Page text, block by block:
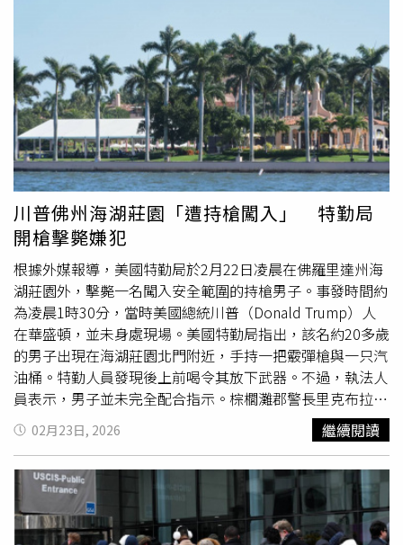
發生的任何緊急情況做好準備。」加州人口最多的城市洛杉
磯（Los Angeles）的市長巴斯（Karen Bass）則表示，她
的辦公室與洛杉磯警察局「正與州及聯邦合作夥伴密切協
調，以確保洛杉磯市民的安全」。她補充：「目前沒有任何
針對洛杉磯的具體或可信威脅。」
及政策副幕僚長米勒（Stephen Miller）的協助下完成。據
悉，川普與助手在數週內進行密集會議，並在演說前幾天突
然遭遇其大規模關稅政策在美國聯邦最高法院被裁決違法，
這使他的演說準備過程更加複雜。當川普在當地時間晚間9
時前夕步入眾議院會議廳時，現場掌聲響起，共和黨議員起
立歡迎，而民主黨部分議員則鴉雀無聲。川普緩慢沿著通道
走下，與盟友握手問候，攝影機全程追蹤其每一步。他身穿
深藍色西裝、紅色領帶，並在副總統范斯（J.D. Vance）與
眾議院議長強森（Mike Johnson）陪同下就座，稍作停頓
後正式開始演說。川普開場便信心十足地宣告：「我們的國
家回來了，更大、更好、更富、更強……這是美國的黃金時
代。」他強調「前所未有的轉型，也創造了歷史性的逆
轉」，獲得共和黨議員起立鼓掌。然而，近70名民主黨議員
選擇缺席國情咨文，改為參加由美國進步派數位媒體公司與
政治行動委員會「MeidasTouch」與「MoveOn.org」舉辦
的「人民國情咨文」（People’s State of the Union）集
會，其中包括康乃狄克州參議員墨菲（Chris Murphy）、馬
里蘭州參議員霍倫（Chris Van Hollen）、亞利桑那州參議
員加萊戈（Ruben Gallego）、加州參議員希夫（Adam
Schiff），以及進步派眾議員賈亞帕爾（Pramila Jayapal）
弗羅斯特（Maxwell Frost）與卡薩爾（Greg Casar）。預
期被美國政府解雇的聯邦僱員、移民以及其他受川普政策影
響的人士都將出席這場活動。在邊境安全議題上，川普宣
稱：「我們已經確保南部邊境安全，在過去9個月中，零個
川普佛州海湖莊園「遭持槍闖入」 特勤局
開槍擊斃嫌犯
根據外媒報導，美國特勤局於2月22日凌晨在佛羅里達州海
湖莊園外，擊斃一名闖入安全範圍的持槍男子。事發時間約
為凌晨1時30分，當時美國總統川普（Donald Trump）人
在華盛頓，並未身處現場。美國特勤局指出，該名約20多歲
的男子出現在海湖莊園北門附近，手持一把霰彈槍與一只汽
油桶。特勤人員發現後上前喝令其放下武器。不過，執法人
員表示，男子並未完全配合指示。棕櫚灘郡警長里克布拉德
肖（Ric Bradshaw）向媒體說明，執法人員當時僅對男子說
「放下物品」，意指汽油桶與霰彈槍。布拉德肖表示，男子
先放下汽油桶，隨後卻將霰彈槍舉至射擊位置。隨後，一名
副警長與兩名特勤局幹員開槍制止。男子當場死亡，現場無
任何美方人員受傷。特勤局也強調，案發時並無受其保護的
對象在海湖莊園內。白宮新聞秘書李維特（Karoline
02月23日, 2026 繼續閱讀